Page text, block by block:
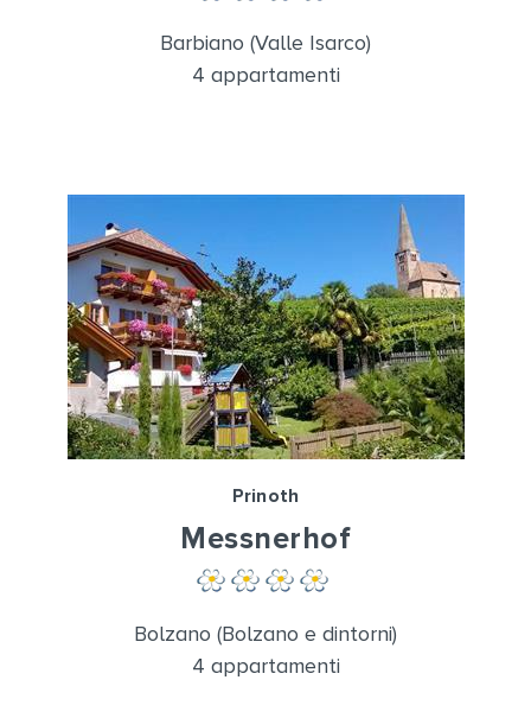
Barbiano (Valle Isarco)
4 appartamenti
Prinoth
Messnerhof
Bolzano (Bolzano e dintorni)
4 appartamenti